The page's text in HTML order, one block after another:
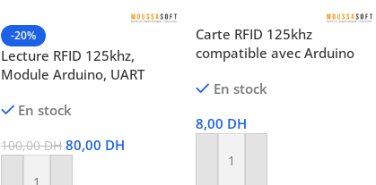
-20%
Lecture RFID 125khz,
Module Arduino, UART
En stock
100,00DH 80,00 DH
Carte RFID 125khz
compatible avec Arduino
En stock
8,00 DH
Ajouter Au Panier